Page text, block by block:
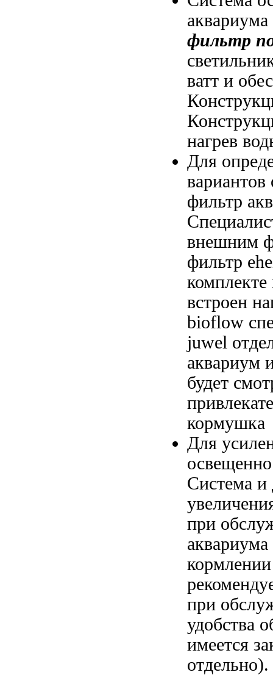
аквариума
фильтр
ватт и
нагрев
Для
фильтр
внешним
фильтр
комплекте
встроен
bioflow
juwel
аквариум
будет
кормушка
Для
Система и
при
при
удобства
имеется
отдельно).